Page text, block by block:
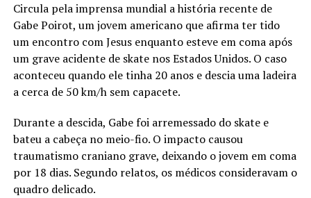
Circula pela imprensa mundial a história recente de
Gabe Poirot, um jovem americano que afirma ter tido
um encontro com Jesus enquanto esteve em coma após
um grave acidente de skate nos Estados Unidos. O caso
aconteceu quando ele tinha 20 anos e descia uma ladeira
a cerca de 50 km/h sem capacete.
Durante a descida, Gabe foi arremessado do skate e
bateu a cabeça no meio-fio. O impacto causou
traumatismo craniano grave, deixando o jovem em coma
por 18 dias. Segundo relatos, os médicos consideravam o
quadro delicado.